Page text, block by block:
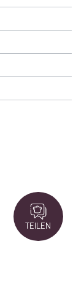
TEILEN